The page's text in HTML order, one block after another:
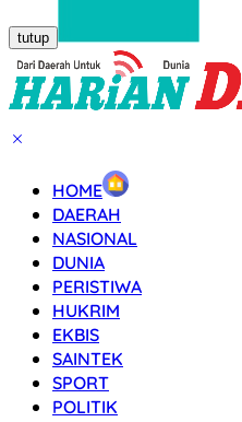
tutup
HOME
DAERAH
NASIONAL
DUNIA
PERISTIWA
HUKRIM
EKBIS
SAINTEK
SPORT
POLITIK